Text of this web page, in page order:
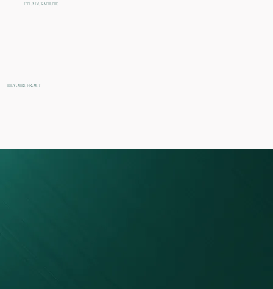
ET LA DURABILITÉ
DE VOTRE PROJET